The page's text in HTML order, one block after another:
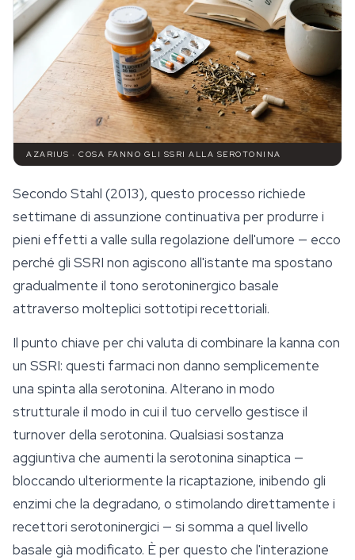
AZARIUS · COSA FANNO GLI SSRI ALLA SEROTONINA
Secondo Stahl (2013), questo processo richiede
settimane di assunzione continuativa per produrre i
pieni effetti a valle sulla regolazione dell'umore — ecco
perché gli SSRI non agiscono all'istante ma spostano
gradualmente il tono serotoninergico basale
attraverso molteplici sottotipi recettoriali.
Il punto chiave per chi valuta di combinare la kanna con
un SSRI: questi farmaci non danno semplicemente
una spinta alla serotonina. Alterano in modo
strutturale il modo in cui il tuo cervello gestisce il
turnover della serotonina. Qualsiasi sostanza
aggiuntiva che aumenti la serotonina sinaptica —
bloccando ulteriormente la ricaptazione, inibendo gli
enzimi che la degradano, o stimolando direttamente i
recettori serotoninergici — si somma a quel livello
basale già modificato. È per questo che l'interazione